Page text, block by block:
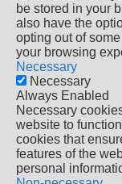
be stored in your
also have the
opting out of
your browsing
Necessary
Necessary
Always Enabled
Necessary
website to
cookies that
features of the
personal